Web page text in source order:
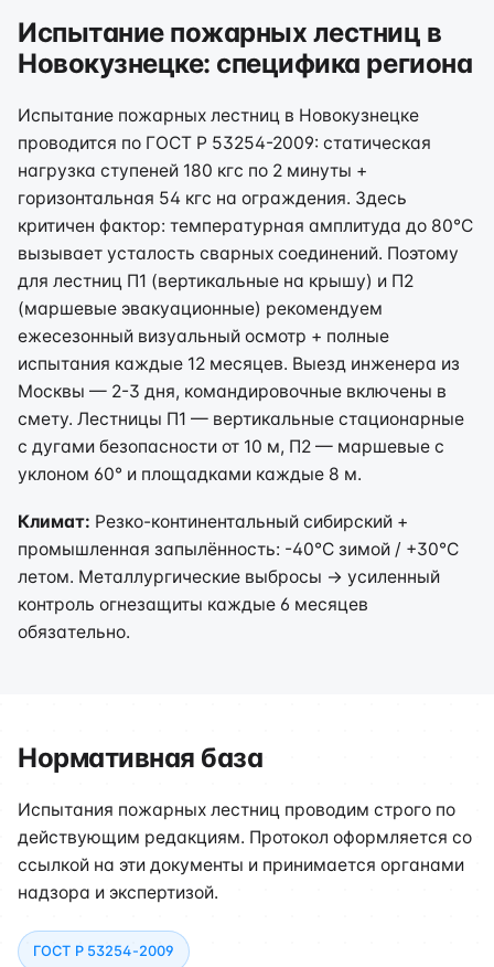
Испытание пожарных лестниц в
Новокузнецке: специфика региона
Испытание пожарных лестниц в Новокузнецке
проводится по ГОСТ Р 53254-2009: статическая
нагрузка ступеней 180 кгс по 2 минуты +
горизонтальная 54 кгс на ограждения. Здесь
критичен фактор: температурная амплитуда до 80°C
вызывает усталость сварных соединений. Поэтому
для лестниц П1 (вертикальные на крышу) и П2
(маршевые эвакуационные) рекомендуем
ежесезонный визуальный осмотр + полные
испытания каждые 12 месяцев. Выезд инженера из
Москвы — 2-3 дня, командировочные включены в
смету. Лестницы П1 — вертикальные стационарные
с дугами безопасности от 10 м, П2 — маршевые с
уклоном 60° и площадками каждые 8 м.
Климат: Резко-континентальный сибирский +
промышленная запылённость: -40°C зимой / +30°C
летом. Металлургические выбросы → усиленный
контроль огнезащиты каждые 6 месяцев
обязательно.
Нормативная база
Испытания пожарных лестниц проводим строго по
действующим редакциям. Протокол оформляется со
ссылкой на эти документы и принимается органами
надзора и экспертизой.
ГОСТ Р 53254-2009